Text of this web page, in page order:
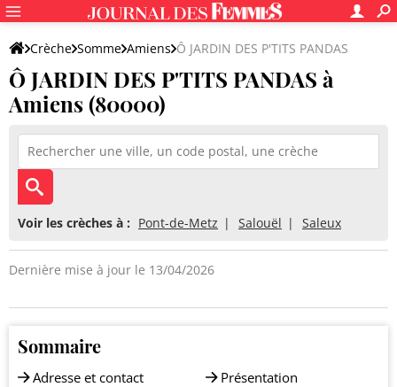
Crèche Somme Amiens Ô JARDIN DES P'TITS PANDAS
Ô JARDIN DES P'TITS PANDAS à
Amiens (80000)
Voir les crèches à : Pont-de-Metz Salouël Saleux
Dernière mise à jour le 13/04/2026
Sommaire
Adresse et contact
Présentation